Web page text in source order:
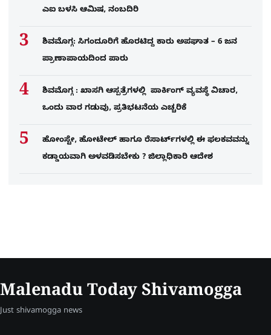
ಎಐ ಬಳಸಿ ಆಮಿಷ, ನಂಬದಿರಿ
ಶಿವಮೊಗ್ಗ: ಸಿಗಂದೂರಿಗೆ ಹೊರಟಿದ್ದ ಕಾರು ಅಪಘಾತ – 6 ಜನ
ಪ್ರಾಣಾಪಾಯದಿಂದ ಪಾರು
ಶಿವಮೊಗ್ಗ : ಖಾಸಗಿ ಆಸ್ಪತ್ರೆಗಳಲ್ಲಿ ಪಾರ್ಕಿಂಗ್​ ವ್ಯವಸ್ಥೆ ವಿಚಾರ,
ಒಂದು ವಾರ ಗಡುವು, ಪ್ರತಿಭಟನೆಯ ಎಚ್ಚರಿಕೆ
ಹೋಂಸ್ಟೇ, ಹೋಟೇಲ್ ಹಾಗೂ ರೆಸಾರ್ಟ್‌ಗಳಲ್ಲಿ ಈ ಫಲಕವವನ್ನು
ಕಡ್ಡಾಯವಾಗಿ ಅಳವಡಿಸಬೇಕು ? ಜಿಲ್ಲಾಧಿಕಾರಿ ಆದೇಶ
Malenadu Today Shivamogga
Just shivamogga news